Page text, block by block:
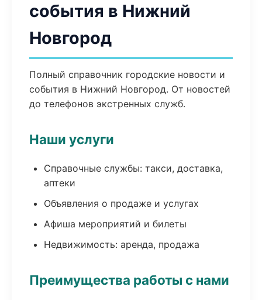
события в Нижний
Новгород
Полный справочник городские новости и
события в Нижний Новгород. От новостей
до телефонов экстренных служб.
Наши услуги
Справочные службы: такси, доставка,
аптеки
Объявления о продаже и услугах
Афиша мероприятий и билеты
Недвижимость: аренда, продажа
Преимущества работы с нами